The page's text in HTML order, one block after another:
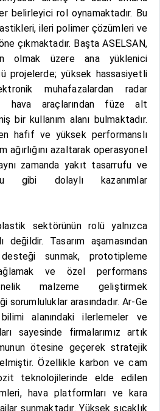
belirleyici rol oynamaktadır. Bu
ileri polimer çözümleri ve
çıkmaktadır. Başta ASELSAN,
olmak üzere ana yüklenici
projelerde; yüksek hassasiyetli
muhafazalardan radar
hava araçlarından füze alt
bir kullanım alanı bulmaktadır.
hafif ve yüksek performanslı
azaltarak operasyonel
zamanda yakıt tasarrufu ve
gibi dolaylı kazanımlar
sektörünün rolü yalnızca
değildir. Tasarım aşamasından
sunmak, prototipleme
ve özel performans
malzeme geliştirmek
sorumluluklar arasındadır. Ar-Ge
bilimi alanındaki ilerlemeler ve
sayesinde firmalarımız artık
ötesine geçerek stratejik
Özellikle karbon ve cam
teknolojilerinde elde edilen
hava platformları ve kara
sunmaktadır. Yüksek sıcaklık